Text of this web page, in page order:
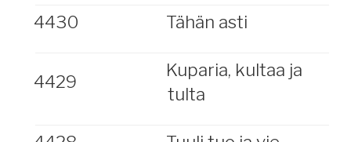
4430 Tähän asti
4429
Kuparia, kultaa ja
tulta